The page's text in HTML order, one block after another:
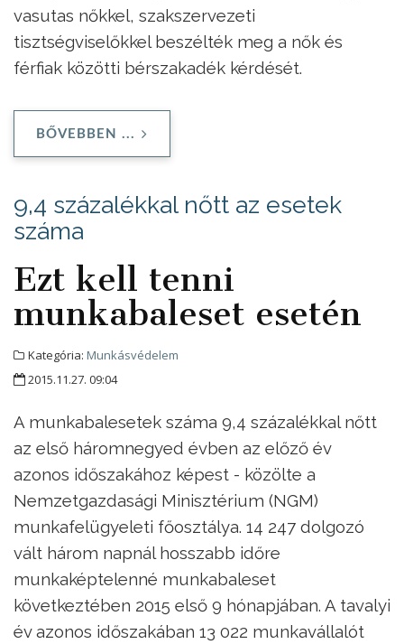
vasutas nőkkel, szakszervezeti
tisztségviselőkkel beszélték meg a nők és
férfiak közötti bérszakadék kérdését.
BŐVEBBEN ...
9,4 százalékkal nőtt az esetek
száma
Ezt kell tenni
munkabaleset esetén
Kategória: Munkásvédelem
2015.11.27. 09:04
A munkabalesetek száma 9,4 százalékkal nőtt
az első háromnegyed évben az előző év
azonos időszakához képest - közölte a
Nemzetgazdasági Minisztérium (NGM)
munkafelügyeleti főosztálya. 14 247 dolgozó
vált három napnál hosszabb időre
munkaképtelenné munkabaleset
következtében 2015 első 9 hónapjában. A tavalyi
év azonos időszakában 13 022 munkavállalót